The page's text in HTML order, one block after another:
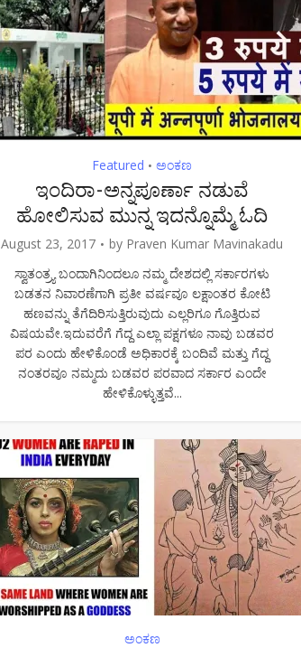
Featured • ಅಂಕಣ
ಇಂದಿರಾ-ಅನ್ನಪೂರ್ಣಾ ನಡುವೆ
ಹೋಲಿಸುವ ಮುನ್ನ ಇದನ್ನೊಮ್ಮೆ ಓದಿ
August 23, 2017 by Praven Kumar Mavinakadu
ಸ್ವಾತಂತ್ರ್ಯ ಬಂದಾಗಿನಿಂದಲೂ ನಮ್ಮ ದೇಶದಲ್ಲಿ ಸರ್ಕಾರಗಳು
ಬಡತನ ನಿವಾರಣೆಗಾಗಿ ಪ್ರತೀ ವರ್ಷವೂ ಲಕ್ಷಾಂತರ ಕೋಟಿ
ಹಣವನ್ನು ತೆಗೆದಿರಿಸುತ್ತಿರುವುದು ಎಲ್ಲರಿಗೂ ಗೊತ್ತಿರುವ
ವಿಷಯವೇ.ಇದುವರೆಗೆ ಗೆದ್ದ ಎಲ್ಲಾ ಪಕ್ಷಗಳೂ ನಾವು ಬಡವರ
ಪರ ಎಂದು ಹೇಳಿಕೊಂಡೆ ಅಧಿಕಾರಕ್ಕೆ ಬಂದಿವೆ ಮತ್ತು ಗೆದ್ದ
ನಂತರವೂ ನಮ್ಮದು ಬಡವರ ಪರವಾದ ಸರ್ಕಾರ ಎಂದೇ
ಹೇಳಿಕೊಳ್ಳುತ್ತವೆ...
ಅಂಕಣ